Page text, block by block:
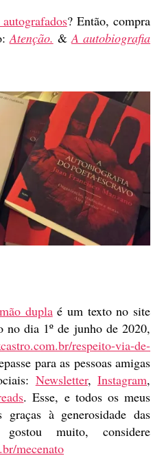
? Então, compra
Atenção. & A autobiografia
duplaé um texto no site
dia 1º de junho de 2020,
respeito-via-de-
para as pessoas amigas
Newsletter,Instagram,
. Esse, e todos os meus
à generosidade das
gostou muito, considere
mecenato